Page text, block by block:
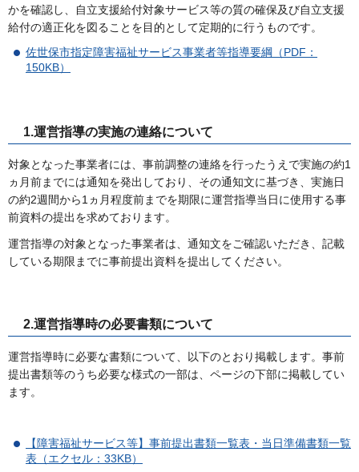
かを確認し、自立支援給付対象サービス等の質の確保及び自立支援
給付の適正化を図ることを目的として定期的に行うものです。
佐世保市指定障害福祉サービス事業者等指導要綱（PDF：
150KB）
1.運営指導の実施の連絡について
対象となった事業者には、事前調整の連絡を行ったうえで実施の約1
ヵ月前までには通知を発出しており、その通知文に基づき、実施日
の約2週間から1ヵ月程度前までを期限に運営指導当日に使用する事
前資料の提出を求めております。
運営指導の対象となった事業者は、通知文をご確認いただき、記載
している期限までに事前提出資料を提出してください。
2.運営指導時の必要書類について
運営指導時に必要な書類について、以下のとおり掲載します。事前
提出書類等のうち必要な様式の一部は、ページの下部に掲載してい
ます。
【障害福祉サービス等】事前提出書類一覧表・当日準備書類一覧
表（エクセル：33KB）